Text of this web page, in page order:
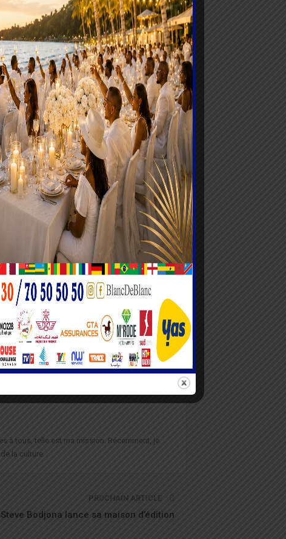
à réaliser l’ambition des autorités
la sous-région ouest-africaine.
des services de la
un pays émergent », a déclaré le
ont également inaugurés à
à tous, telle est ma mission. Récemment, je
la culture.
PROCHAIN ARTICLE
Bodjona lance sa maison d’édition